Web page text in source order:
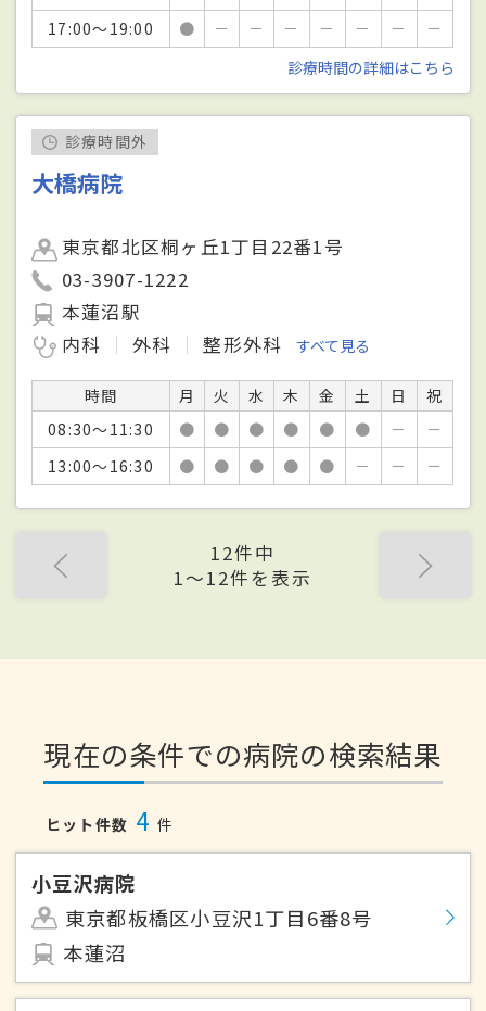
17:00～19:00
● － － － － － －
－
診療時間の詳細はこちら
診療時間外
大橋病院
東京都北区桐ヶ丘1丁目22番1号
03-3907-1222
本蓮沼駅
内科
外科 整形外科 すべて見る
時間 月 火 水 木 金 土 日
祝
08:30～11:30
● ● ● ● ● ● －
－
13:00～16:30
● ● ● ● ● － － －
12件中
1〜12件を表示
現在の条件での病院の検索結果
ヒット件数 4 件
小豆沢病院
東京都板橋区小豆沢1丁目6番8号
本蓮沼